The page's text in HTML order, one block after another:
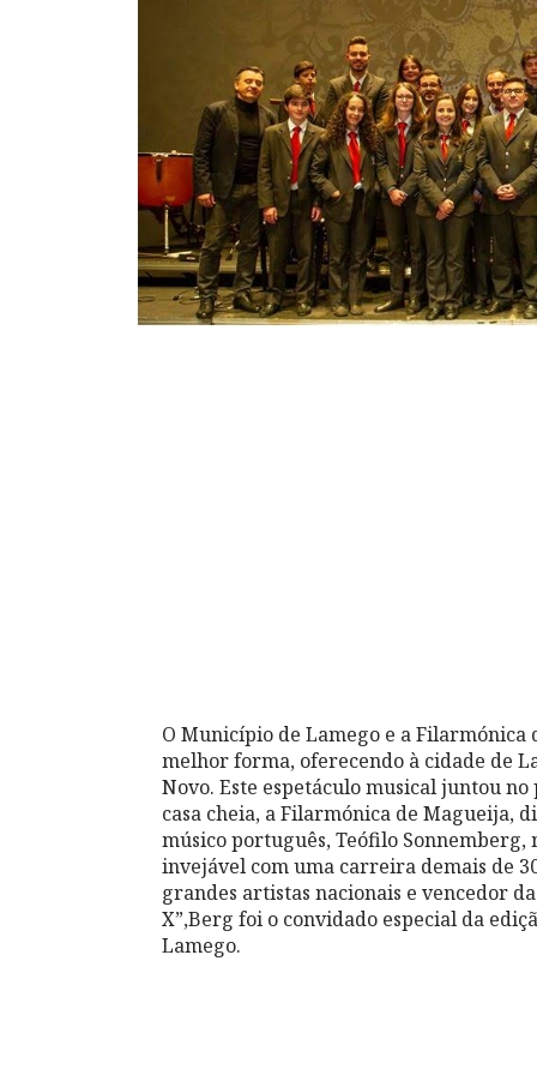
O Município de Lamego e a Filarmónica
melhor forma, oferecendo à cidade de
Novo. Este espetáculo musical juntou
casa cheia, a Filarmónica de Magueija,
músico português, Teófilo
invejável com uma carreira demais de
grandes artistas nacionais e vencedor
X”,Berg foi o convidado especial da
Lamego.